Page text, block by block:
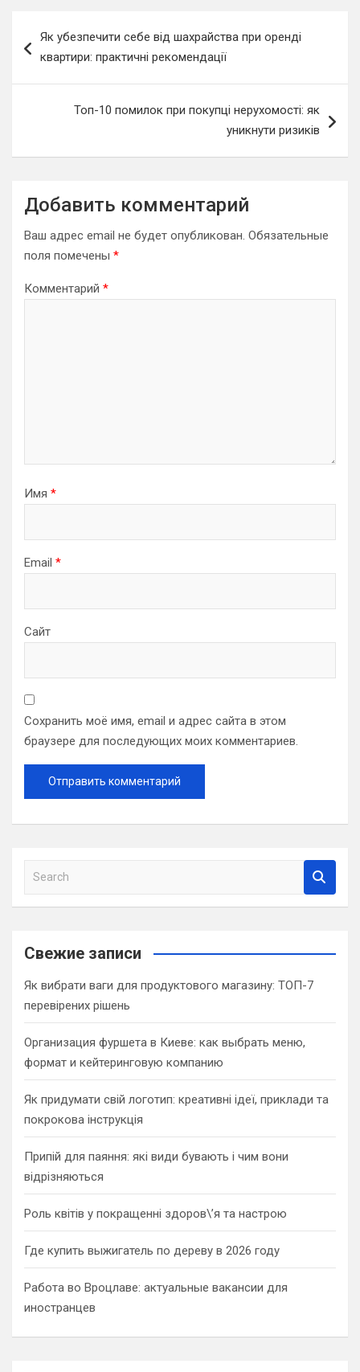
по
Як убезпечити себе від шахрайства при оренді
квартири: практичні рекомендації
Топ-10 помилок при покупці нерухомості: як
уникнути ризиків
Добавить комментарий
Ваш адрес email не будет опубликован. Обязательные
поля помечены *
Комментарий *
Имя *
Email *
Сайт
Сохранить моё имя, email и адрес сайта в этом
браузере для последующих моих комментариев.
a
c
Свежие записи
Як вибрати ваги для продуктового магазину: ТОП-7
перевірених рішень
Организация фуршета в Киеве: как выбрать меню,
формат и кейтеринговую компанию
Як придумати свій логотип: креативні ідеї, приклади та
покрокова інструкція
Припій для паяння: які види бувають і чим вони
відрізняються
Роль квітів у покращенні здоров\’я та настрою
Где купить выжигатель по дереву в 2026 году
Работа во Вроцлаве: актуальные вакансии для
иностранцев